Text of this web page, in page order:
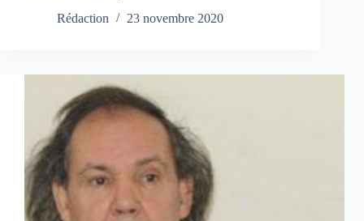
Rédaction
23 novembre 2020